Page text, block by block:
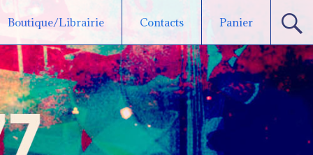
Boutique/Librairie Contacts Panier